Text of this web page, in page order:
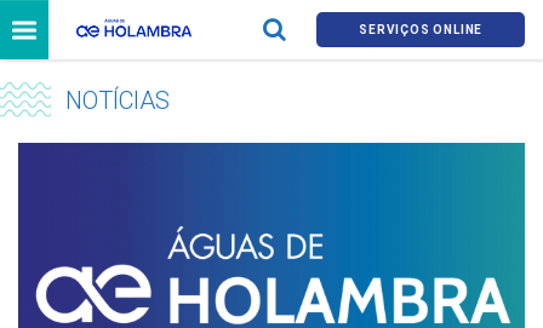
SERVIÇOS ONLINE
NOTÍCIAS